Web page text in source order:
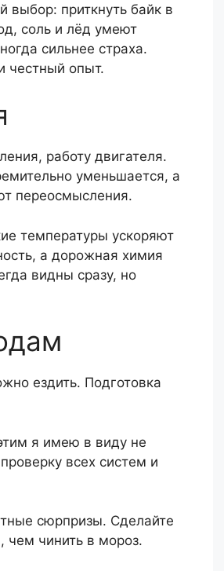
выбор: приткнуть байк в
соль и лёд умеют
сильнее страха.
честный опыт.
работу двигателя.
уменьшается, а
переосмысления.
температуры ускоряют
а дорожная химия
видны сразу, но
я имею в виду не
всех систем и
сюрпризы. Сделайте
чем чинить в мороз.